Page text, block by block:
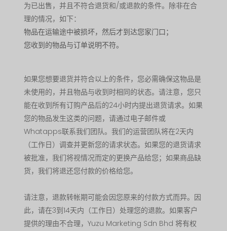
为已出售，并且不符合退货和/或退款的条件。除非在合
理的情况，如下：
物品在运输途中被损坏，然后才到达您家门口；
您收到的物品与订单说明不符。
如果您想要退货并符合以上的条件，您必需确保这物品是
未使用的，并且物品与收到时相同的状态。请注意，您只
能在收到所有订购产品后的24小时内提出退货请求。如果
您的物品发生这类的问题，请通过电子邮件或
Whatapps联系我们团队。我们的运营团队将在2天内
（工作日）调查并更新您的请求状态。如果您的退货请求
被批准，我们将视情况而定的更换产品给您；如果商品缺
货，我们将退还您付款的价格给您。
请注意，退款转帐期可能会因您原来的付款方式而异。因
此，请在3到14天内（工作日）处理您的退款。如果客户
提供的理由不合理，Yuzu Marketing Sdn Bhd 将有权